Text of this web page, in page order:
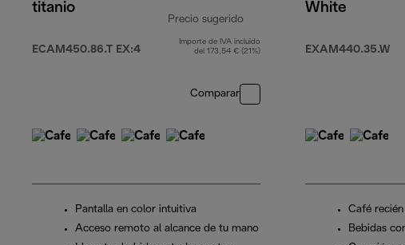
titanio
ECAM450.86.T EX:4
Precio sugerido
precio original 1149,90 €
Importe de IVA incluido
del 173,54 € (21%)
Comparar
Pantalla en color intuitiva
Acceso remoto al alcance de tu mano
White
EXAM440.35.W
Café
Bebidas